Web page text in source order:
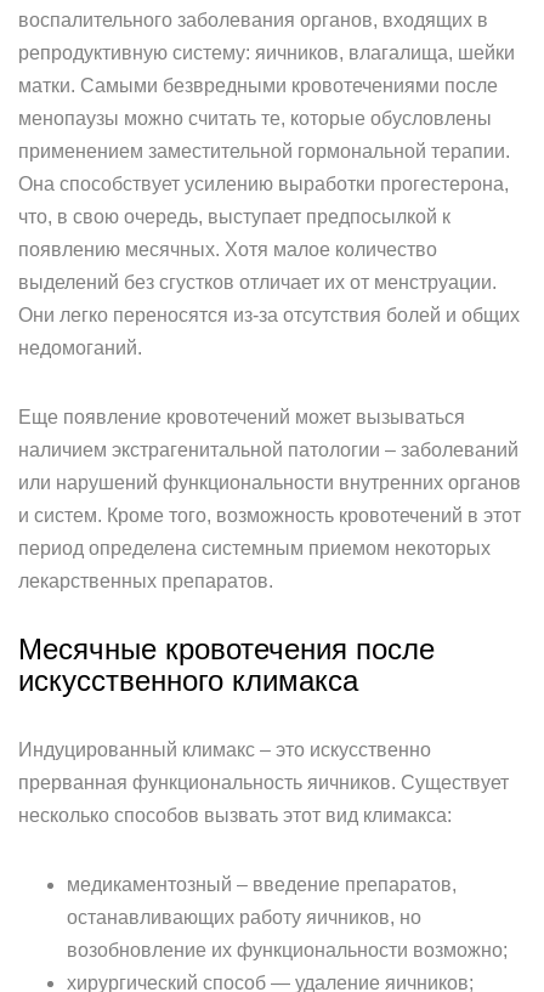
воспалительного заболевания органов, входящих в
репродуктивную систему: яичников, влагалища, шейки
матки. Самыми безвредными кровотечениями после
менопаузы можно считать те, которые обусловлены
применением заместительной гормональной терапии.
Она способствует усилению выработки прогестерона,
что, в свою очередь, выступает предпосылкой к
появлению месячных. Хотя малое количество
выделений без сгустков отличает их от менструации.
Они легко переносятся из-за отсутствия болей и общих
недомоганий.
Еще появление кровотечений может вызываться
наличием экстрагенитальной патологии – заболеваний
или нарушений функциональности внутренних органов
и систем. Кроме того, возможность кровотечений в этот
период определена системным приемом некоторых
лекарственных препаратов.
Месячные кровотечения после
искусственного климакса
Индуцированный климакс – это искусственно
прерванная функциональность яичников. Существует
несколько способов вызвать этот вид климакса:
медикаментозный – введение препаратов,
останавливающих работу яичников, но
возобновление их функциональности возможно;
хирургический способ — удаление яичников;